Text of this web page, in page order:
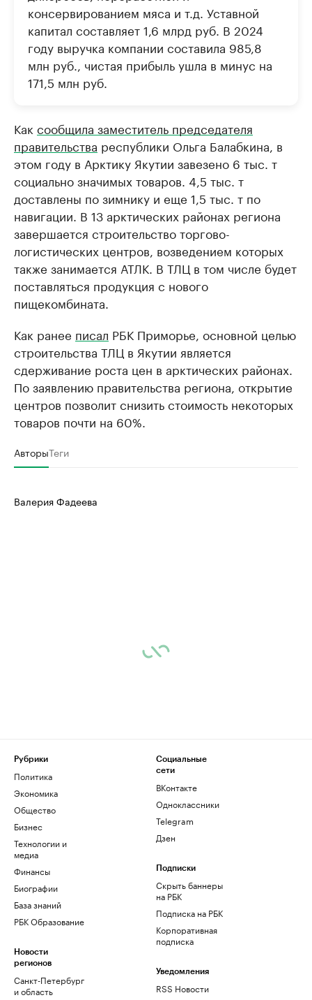
консервированием мяса и т.д. Уставной
капитал составляет 1,6 млрд руб. В 2024
году выручка компании составила 985,8
млн руб., чистая прибыль ушла в минус на
171,5 млн руб.
Как сообщила заместитель председателя
правительства республики Ольга Балабкина, в
этом году в Арктику Якутии завезено 6 тыс. т
социально значимых товаров. 4,5 тыс. т
доставлены по зимнику и еще 1,5 тыс. т по
навигации. В 13 арктических районах региона
завершается строительство торгово-
логистических центров, возведением которых
также занимается АТЛК. В ТЛЦ в том числе будет
поставляться продукция с нового
пищекомбината.
Как ранее писал РБК Приморье, основной целью
строительства ТЛЦ в Якутии является
сдерживание роста цен в арктических районах.
По заявлению правительства региона, открытие
центров позволит снизить стоимость некоторых
товаров почти на 60%.
АвторыТеги
Валерия Фадеева
Рубрики
Политика
Экономика
Общество
Бизнес
Технологии и
медиа
Финансы
Биографии
База знаний
РБК Образование
Новости
регионов
Санкт-Петербург
и область
Социальные
сети
ВКонтакте
Одноклассники
Telegram
Дзен
Подписки
Скрыть баннеры
на РБК
Подписка на РБК
Корпоративная
подписка
Уведомления
RSS Новости